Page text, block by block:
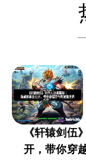
—
《轩辕剑伍
开，带你穿